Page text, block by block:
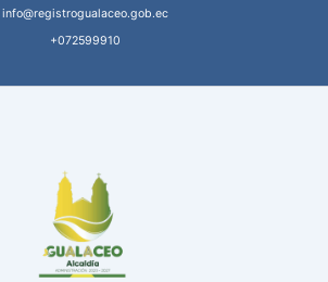
info@registrogualaceo.gob.ec
+072599910